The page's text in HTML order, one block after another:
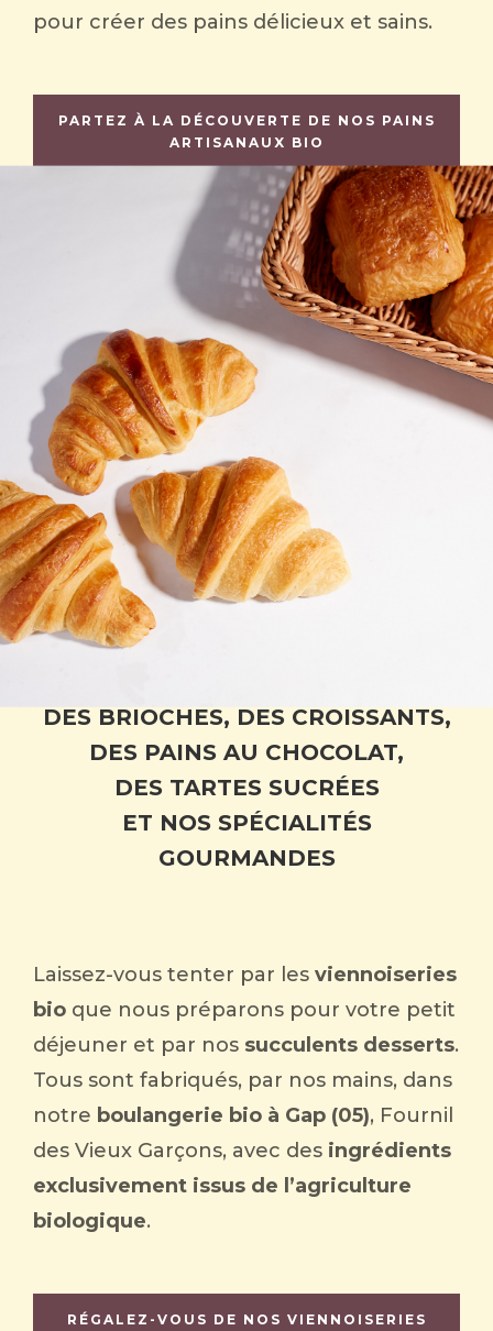
pour créer des pains délicieux et sains.
PARTEZ À LA DÉCOUVERTE DE NOS PAINS
ARTISANAUX BIO
DES BRIOCHES, DES CROISSANTS,
DES PAINS AU CHOCOLAT,
DES TARTES SUCRÉES
ET NOS SPÉCIALITÉS
GOURMANDES
Laissez-vous tenter par les viennoiseries
bio que nous préparons pour votre petit
déjeuner et par nos succulents desserts.
Tous sont fabriqués, par nos mains, dans
notre boulangerie bio à Gap (05), Fournil
des Vieux Garçons, avec des ingrédients
exclusivement issus de l’agriculture
biologique.
RÉGALEZ-VOUS DE NOS VIENNOISERIES